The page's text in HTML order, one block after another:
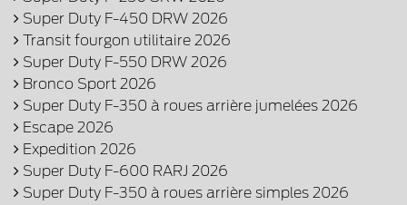
Super Duty F-450 DRW 2026
Transit fourgon utilitaire 2026
Super Duty F-550 DRW 2026
Bronco Sport 2026
Super Duty F-350 à roues arrière jumelées 2026
Escape 2026
Expedition 2026
Super Duty F-600 RARJ 2026
Super Duty F-350 à roues arrière simples 2026